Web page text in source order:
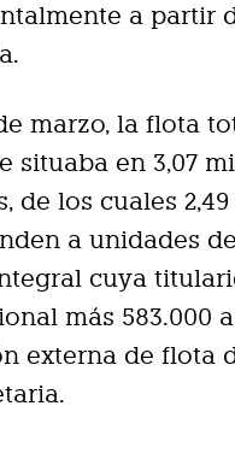
a partir
marzo, la flota
situaba en 3,07
de los cuales
a unidades
cuya
más 583.000
externa de flota